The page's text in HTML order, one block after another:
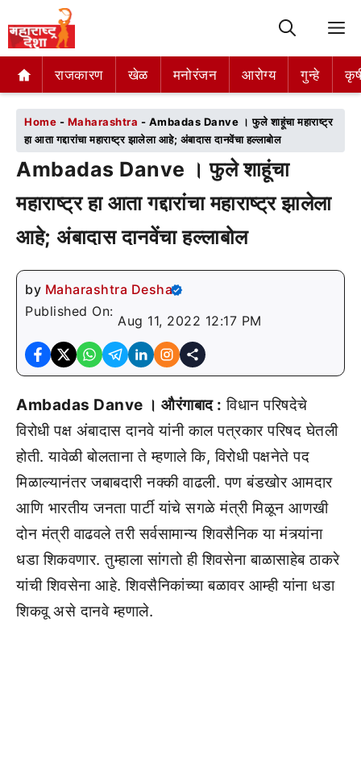
राजकारण खेळ मनोरंजन आरोग्य गुन्हे
राजकारण खेळ मनोरंजन आरोग्य गुन्हे
Home - Maharashtra - Ambadas Danve । फुले शाहूंचा महाराष्ट्र
हा आता गद्दारांचा महाराष्ट्र झालेला आहे; अंबादास दानवेंचा हल्लाबोल
Ambadas Danve । फुले शाहूंचा
महाराष्ट्र हा आता गद्दारांचा महाराष्ट्र झालेला
आहे; अंबादास दानवेंचा हल्लाबोल
by Maharashtra Desha
Published On:
Aug 11, 2022 12:17 PM
Ambadas Danve । औरंगाबाद : विधान परिषदेचे
विरोधी पक्ष अंबादास दानवे यांनी काल पत्रकार परिषद घेतली
होती. यावेळी बोलताना ते म्हणाले कि, विरोधी पक्षनेते पद
मिळाल्यानंतर जबाबदारी नक्की वाढली. पण बंडखोर आमदार
आणि भारतीय जनता पार्टी यांचे सगळे मंत्री मिळून आणखी
दोन मंत्री वाढवले तरी सर्वसामान्य शिवसैनिक या मंत्र्यांना
धडा शिकवणार. तुम्हाला सांगतो ही शिवसेना बाळासाहेब ठाकरे
यांची शिवसेना आहे. शिवसैनिकांच्या बळावर आम्ही यांना धडा
शिकवू असे दानवे म्हणाले.